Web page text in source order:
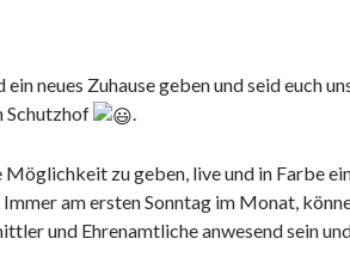
neues Zuhause geben und seid euch
Schutzhof
Möglichkeit zu geben, live und in Farbe
am ersten Sonntag im Monat,
und Ehrenamtliche anwesend sein